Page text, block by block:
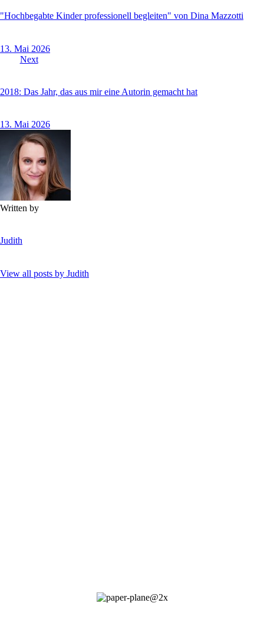
"Hochbegabte Kinder professionell begleiten" von Dina Mazzotti
13. Mai 2026
Next
2018: Das Jahr, das aus mir eine Autorin gemacht hat
13. Mai 2026
Written by
Judith
View all posts by Judith